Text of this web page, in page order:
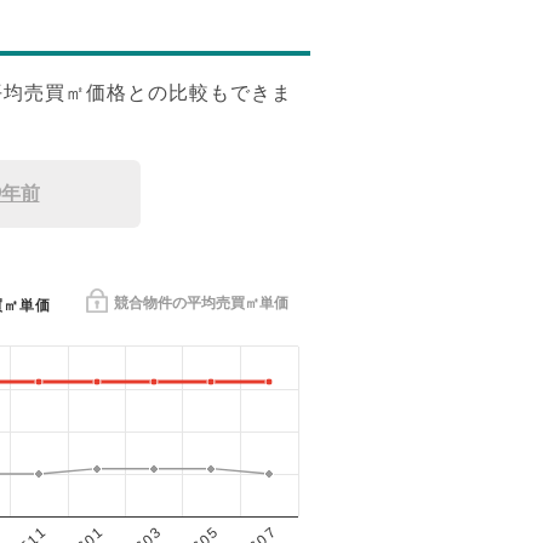
売買㎡価格との比較もできま
前
競合物件の平均売買㎡単価
単価